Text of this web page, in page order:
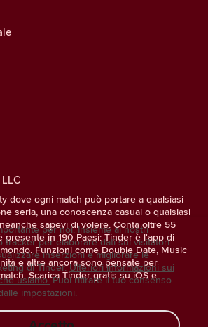
dove ogni match può portare a qualsiasi
seria, una conoscenza casual o qualsiasi
sapevi di volere. Conta oltre 55
presente in 190 Paesi: Tinder è l'app di
Funzioni come Double Date, Music
e altre ancora sono pensate per
Scarica Tinder gratis su iOS e
per noi. Insieme ai nostri
tracker per elaborare dati sui visitatori
inserzioni e migliorare le
di Tinder. Ulteriori informazioni sui
usiamo. Puoi ritirare il tuo consenso
impostazioni.